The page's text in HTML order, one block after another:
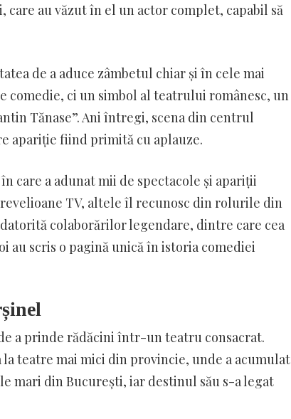
au văzut în el un actor complet, capabil să
de a aduce zâmbetul chiar și în cele mai
comedie, ci un simbol al teatrului românesc, un
Tănase”. Ani întregi, scena din centrul
apariție fiind primită cu aplauze.
care a adunat mii de spectacole și apariții
TV, altele îl recunosc din rolurile din
colaborărilor legendare, dintre care cea
au scris o pagină unică în istoria comediei
a prinde rădăcini într-un teatru consacrat.
teatre mai mici din provincie, unde a acumulat
mari din București, iar destinul său s-a legat